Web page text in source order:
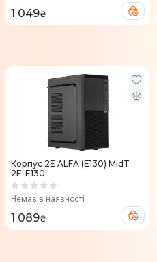
1 049₴
Корпус 2E ALFA (E130) MidT
2E-E130
Немає в наявності
1 089₴